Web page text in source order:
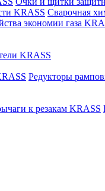
KRASS Сварочная
экономии газа
KRASS
Редукторы
к резакам KRASS